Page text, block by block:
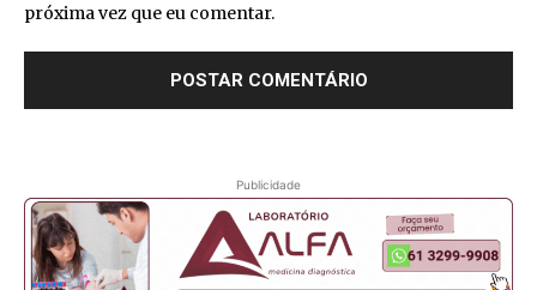
próxima vez que eu comentar.
Publicidade